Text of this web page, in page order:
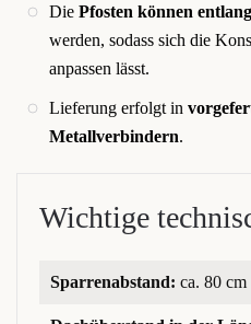
Die Pfosten können
werden, sodass sich die
anpassen lässt.
Lieferung erfolgt in
Metallverbindern.
Wichtige
Sparrenabstand: ca. 80 cm